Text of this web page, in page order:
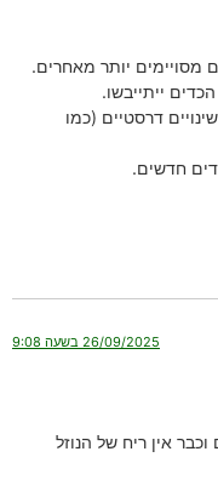
מסויימים יותר מאחרים.
ייתייבשו.
דרסטיים (כמו
חדשים.
26/09/2025 בשעה 9:08
אין ריח של הנוזל